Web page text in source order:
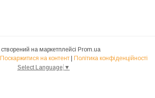
на маркетплейсі Prom.ua
Поскаржитися на контент
Політика конфіденційності
Select Language ▼